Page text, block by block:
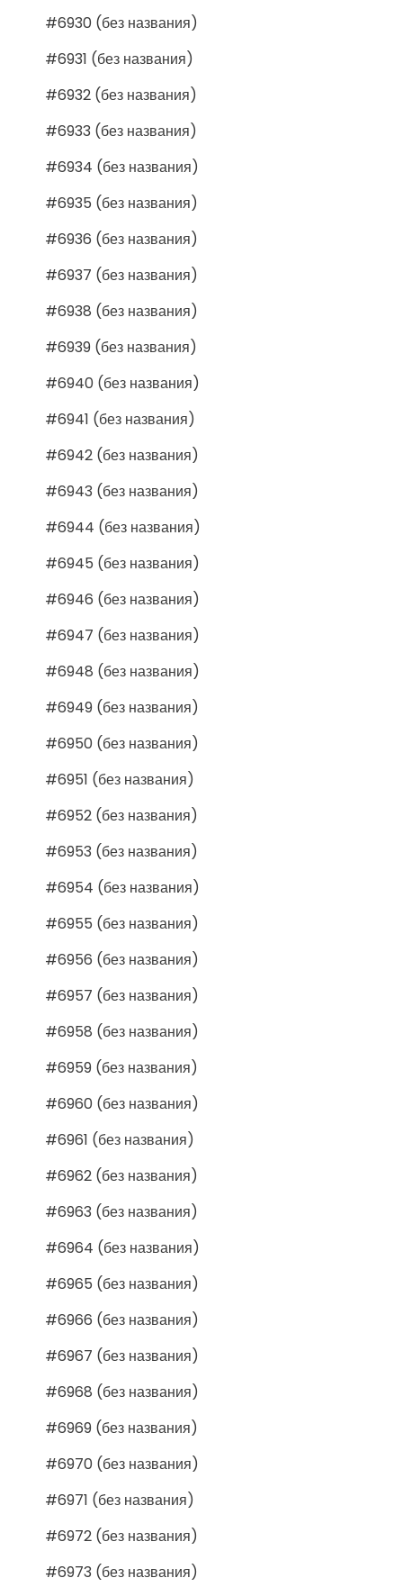
#6930 (без названия)
#6931 (без названия)
#6932 (без названия)
#6933 (без названия)
#6934 (без названия)
#6935 (без названия)
#6936 (без названия)
#6937 (без названия)
#6938 (без названия)
#6939 (без названия)
#6940 (без названия)
#6941 (без названия)
#6942 (без названия)
#6943 (без названия)
#6944 (без названия)
#6945 (без названия)
#6946 (без названия)
#6947 (без названия)
#6948 (без названия)
#6949 (без названия)
#6950 (без названия)
#6951 (без названия)
#6952 (без названия)
#6953 (без названия)
#6954 (без названия)
#6955 (без названия)
#6956 (без названия)
#6957 (без названия)
#6958 (без названия)
#6959 (без названия)
#6960 (без названия)
#6961 (без названия)
#6962 (без названия)
#6963 (без названия)
#6964 (без названия)
#6965 (без названия)
#6966 (без названия)
#6967 (без названия)
#6968 (без названия)
#6969 (без названия)
#6970 (без названия)
#6971 (без названия)
#6972 (без названия)
#6973 (без названия)